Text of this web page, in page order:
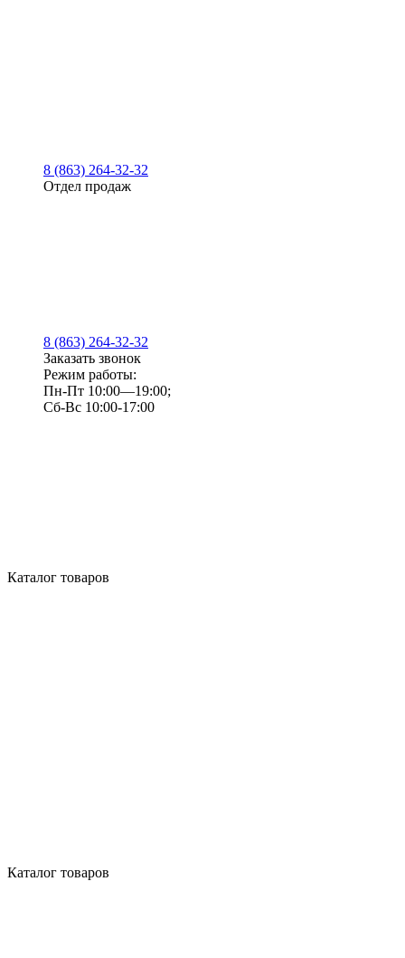
8 (863) 264-32-32
Отдел продаж
8 (863) 264-32-32
Заказать звонок
Режим работы:
Пн-Пт 10:00—19:00;
Сб-Вс 10:00-17:00
Каталог товаров
Каталог товаров